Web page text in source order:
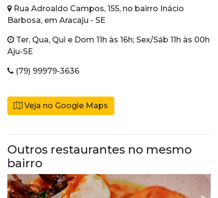
Rua Adroaldo Campos, 155, no bairro Inácio
Barbosa, em Aracaju - SE
Ter, Qua, Qui e Dom 11h às 16h; Sex/Sáb 11h às 00h
Aju-SE
(79) 99979-3636
Veja no Google Maps
Outros restaurantes no mesmo
bairro